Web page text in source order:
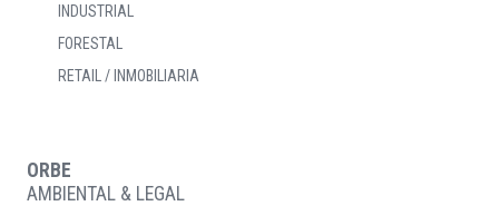
INDUSTRIAL
FORESTAL
RETAIL / INMOBILIARIA
ORBE
AMBIENTAL & LEGAL